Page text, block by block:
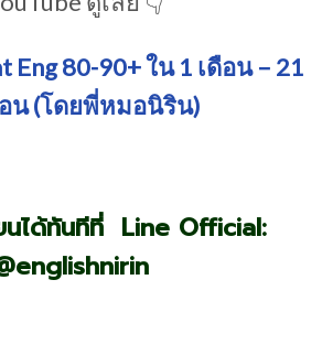
Eng 80-90+ ใน 1 เดือน – 21
น (โดยพี่หมอนิริน)
นได้ทันทีที่ Line Official: